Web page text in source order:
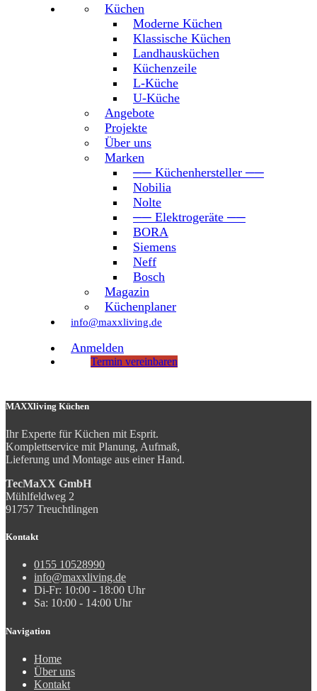
Küchen
Moderne Küchen
Klassische Küchen
Landhausküchen
Küchenzeile
L-Küche
U-Küche
Angebote
Projekte
Über uns
Marken
── Küchenhersteller ──
Nobilia
Nolte
── Elektrogeräte ──
BORA
Siemens
Neff
Bosch
Magazin
Küchenplaner
info@maxxliving.de
Anmelden
Termin vereinbaren
MAXXliving Küchen
Ihr Experte für Küchen mit Esprit.
Komplettservice mit Planung, Aufmaß,
Lieferung und Montage aus einer Hand.
TecMaXX GmbH
Mühlfeldweg 2
91757 Treuchtlingen
Kontakt
0155 10528990
info@maxxliving.de
Di-Fr: 10:00 - 18:00 Uhr
Sa: 10:00 - 14:00 Uhr
Navigation
Home
Über uns
Kontakt